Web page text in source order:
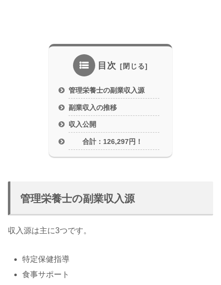
目次
管理栄養士の副業収入源
副業収入の推移
収入公開
合計：126,297円！
管理栄養士の副業収入源
収入源は主に3つです。
特定保健指導
食事サポート